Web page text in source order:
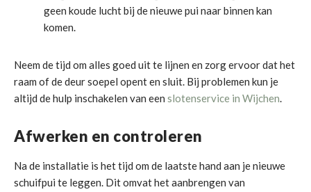
geen koude lucht bij de nieuwe pui naar binnen kan
komen.
Neem de tijd om alles goed uit te lijnen en zorg ervoor dat het
raam of de deur soepel opent en sluit. Bij problemen kun je
altijd de hulp inschakelen van een slotenservice in Wijchen.
Afwerken en controleren
Na de installatie is het tijd om de laatste hand aan je nieuwe
schuifpui te leggen. Dit omvat het aanbrengen van